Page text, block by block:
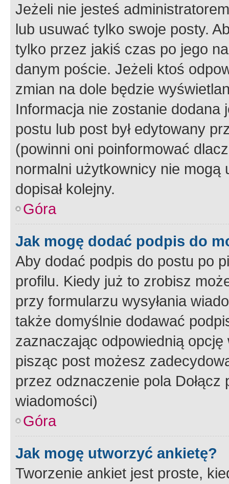
Jeżeli nie jesteś
lub usuwać tylko swoje posty.
tylko przez jakiś czas po jego
danym poście. Jeżeli ktoś
zmian na dole będzie
Informacja nie zostanie dodana
postu lub post był edytowany
(powinni oni poinformować
normalni użytkownicy nie
dopisał kolejny.
Góra
Jak mogę dodać podpis do
Aby dodać podpis do postu po
profilu. Kiedy już to zrobisz
przy formularzu wysyłania
także domyślnie dodawać
zaznaczając odpowiednią
pisząc post możesz
przez odznaczenie pola
wiadomości)
Góra
Jak mogę utworzyć ankietę?
Tworzenie ankiet jest proste,